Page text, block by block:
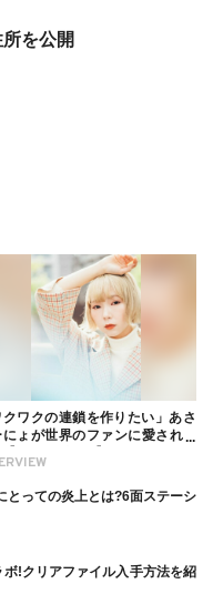
を公開
クワクの連鎖を作りたい」あさ
にょが世界のファンに愛される
とっての炎上とは?6面ステーシ
!クリアファイル入手方法を紹